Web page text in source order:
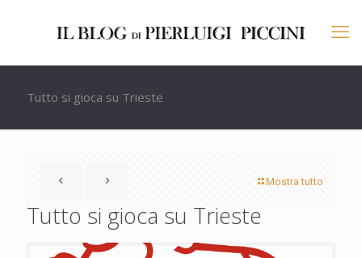
Tutto si gioca su Trieste
Mostra tutto
Tutto si gioca su Trieste